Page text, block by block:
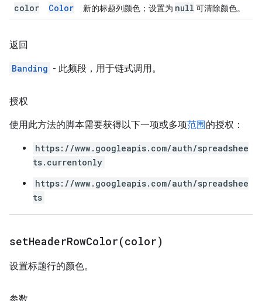
color Color 新的标题列颜色；设置为 null 可清除颜色。
返回
Banding - 此频段，用于链式调用。
授权
使用此方法的脚本需要获得以下一项或多项范围的授权：
https://www.googleapis.com/auth/spreadshee
ts.currentonly
https://www.googleapis.com/auth/spreadshee
ts
setHeaderRowColor(color)
设置标题行的颜色。